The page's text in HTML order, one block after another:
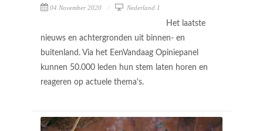
04 November 2020 Nederland 1
Het laatste
nieuws en achtergronden uit binnen- en
buitenland. Via het EenVandaag Opiniepanel
kunnen 50.000 leden hun stem laten horen en
reageren op actuele thema's.